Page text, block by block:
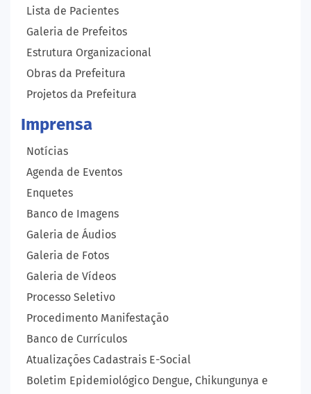
Lista de Pacientes
Galeria de Prefeitos
Estrutura Organizacional
Obras da Prefeitura
Projetos da Prefeitura
Imprensa
Notícias
Agenda de Eventos
Enquetes
Banco de Imagens
Galeria de Áudios
Galeria de Fotos
Galeria de Vídeos
Processo Seletivo
Procedimento Manifestação
Banco de Currículos
Atualizações Cadastrais E-Social
Boletim Epidemiológico Dengue, Chikungunya e